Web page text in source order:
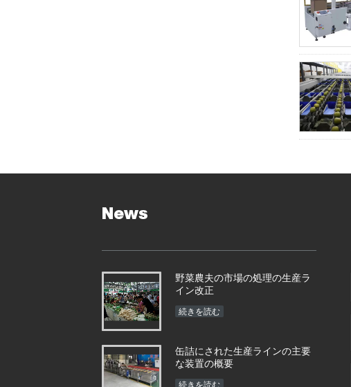
News
野菜農夫の市場の処理の生産ラ
イン改正
続きを読む
缶詰にされた生産ラインの主要
な装置の概要
続きを読む